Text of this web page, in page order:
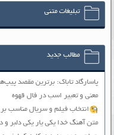
تبلیغات متنی
مطالب جدید
پاسارگاد تاباک: برترین مقصد
معنی و تعبیر اسب در فال قهوه
انتخاب فیلم و سریال مناسب
متن آهنگ خدا یکی یار یکی دلبر و